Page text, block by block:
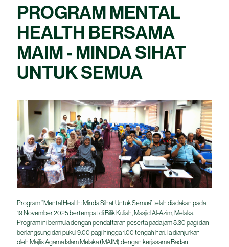
PROGRAM MENTAL
HEALTH BERSAMA
MAIM - MINDA SIHAT
UNTUK SEMUA
Program “Mental Health: Minda Sihat Untuk Semua” telah diadakan pada
19 November 2025 bertempat di Bilik Kuliah, Masjid Al-Azim, Melaka.
Program ini bermula dengan pendaftaran peserta pada jam 8.30 pagi dan
berlangsung dari pukul 9.00 pagi hingga 1.00 tengah hari. Ia dianjurkan
oleh Majlis Agama Islam Melaka (MAIM) dengan kerjasama Badan